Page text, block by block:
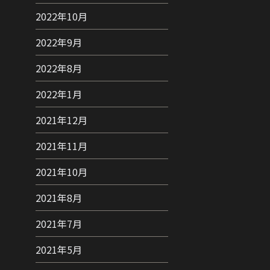
2022年10月
2022年9月
2022年8月
2022年1月
2021年12月
2021年11月
2021年10月
2021年8月
2021年7月
2021年5月